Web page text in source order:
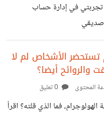
تجربتي في إدارة حساب
صديقي
https://
10/
8a-
تستحضر الأشخاص لم لا
والروائح أيضا؟
المحتوى
فما الذي قلته؟ اقرأ